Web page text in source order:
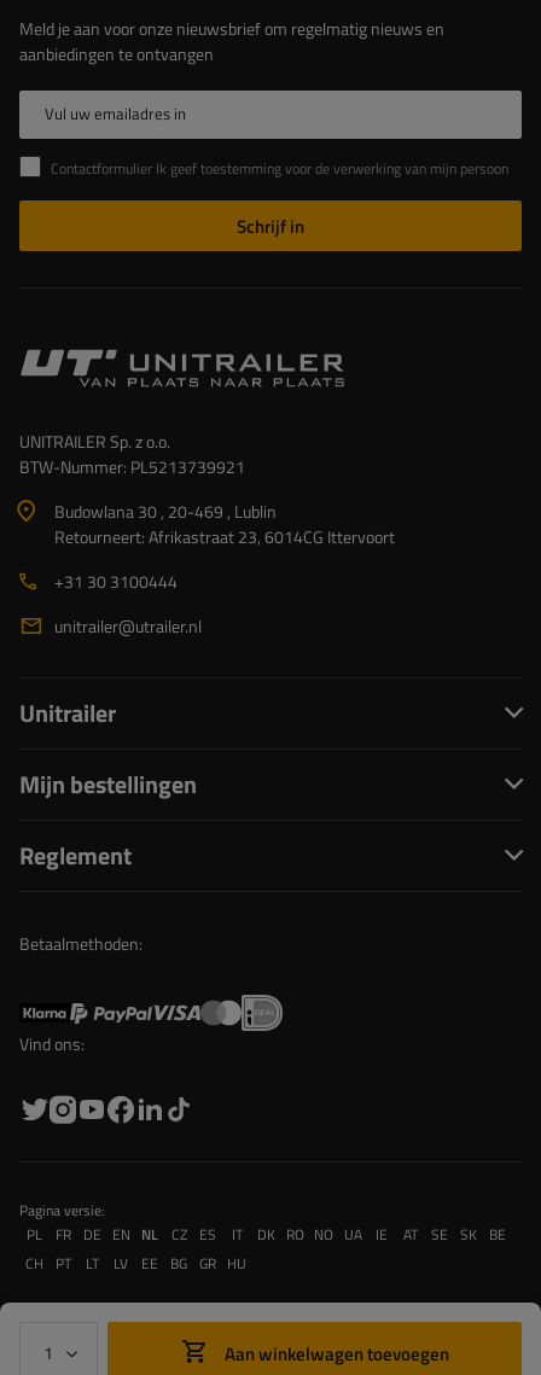
Aan winkelwagen toevoegen
Meld je aan voor onze nieuwsbrief om regelmatig nieuws en
aanbiedingen te ontvangen
Vul uw emailadres in
Contactformulier Ik geef toestemming voor de verwerking van mijn persoonlijke gegevens in het contactformulier in overeenstemming met de Verordening van het Europees Parlement en de Raad (EU)
Schrijf in
UNITRAILER Sp. z o.o.
BTW-Nummer: PL5213739921
Budowlana 30 , 20-469 , Lublin
Retourneert: Afrikastraat 23, 6014CG Ittervoort
+31 30 3100444
unitrailer@utrailer.nl
Unitrailer
Mijn bestellingen
Reglement
Betaalmethoden:
Vind ons:
Pagina versie:
PL
FR DE EN NL CZ ES IT DK RO NO UA IE AT SE SK BE
CH
PT LT LV EE BG GR HU